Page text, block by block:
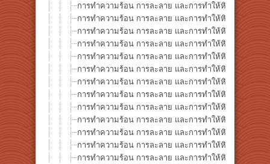
การทำความร้อน การละลาย และการทำให้หินกลายเป็น
การทำความร้อน การละลาย และการทำให้หินกลายเป็น
การทำความร้อน การละลาย และการทำให้หินกลายเป็น
การทำความร้อน การละลาย และการทำให้หินกลายเป็นแ
การทำความร้อน การละลาย และการทำให้หินกลายเป็น
การทำความร้อน การละลาย และการทำให้หินกลายเป็น
การทำความร้อน การละลาย และการทำให้หินกลายเป็น
การทำความร้อน การละลาย และการทำให้หินกลายเป็น
การทำความร้อน การละลาย และการทำให้หินกลายเป็น
การทำความร้อน การละลาย และการทำให้หินกลายเป็น
การทำความร้อน การละลาย และการทำให้หินกลายเป็น
การทำความร้อน การละลาย และการทำให้หินกลายเป็น
การทำความร้อน การละลาย และการทำให้หินกลายเป็น